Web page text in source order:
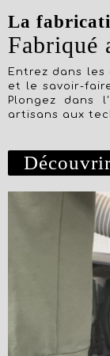
La
Fabriqué
Entrez dans
et le savoir-
Plongez dans
artisans aux